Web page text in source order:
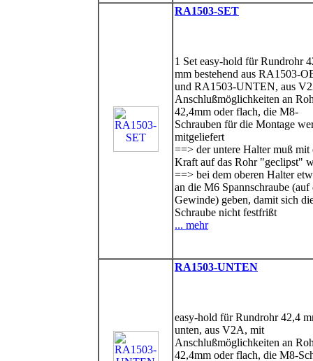
RA1503-SET
1 Set easy-hold für Rundrohr
mm bestehend aus RA1503-
und RA1503-UNTEN, aus
Anschlußmöglichkeiten an
42,4mm oder flach, die M8-
Schrauben für die Montage
mitgeliefert
==> der untere Halter muß mit
Kraft auf das Rohr "geclipst"
==> bei dem oberen Halter
an die M6 Spannschraube (auf
Gewinde) geben, damit sich
Schraube nicht festfrißt
... mehr
RA1503-UNTEN
easy-hold für Rundrohr 42,4
unten, aus V2A, mit
Anschlußmöglichkeiten an
42,4mm oder flach, die M8-